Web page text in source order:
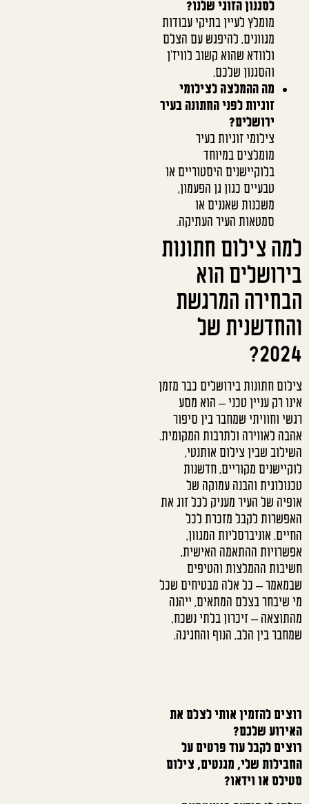
לסגנון הזוגי שלנו?
מומלץ לעיין בתיקי עבודות
מגוונים, להיפגש עם הצלם
ולוודא שהוא קשוב לוויז'ן
והסגנון שלכם.
מה ההמלצה לצילומי
זוגיות לפני החתונה בעיר
ירושלים?
צילומי זוגיות בעיר
מומלצים במיוחד
בלוקיישנים היסטוריים או
טבעיים כגון גן הפעמון,
משכנות שאננים או
סמטאות העיר העתיקה.
למה צילום חתונות
בירושלים הוא
הבחירה המרגשת
והחדשנית של
2024?
צילום חתונות בירושלים כבר מזמן
אינו רק עניין טכני – הוא מסע
רגשי וחוויתי שמחבר בין סיפור
אהבה לאווירה ולתרבות המקומית.
השילוב שבין צילום אותנטי,
לוקיישנים מקוריים, חדשנות
טכנולוגית והבנה עמוקה של
אופיה של העיר מעניק לכל זוג את
האפשרות לקבל מזכרת לכל
החיים. אוניברסליות המגוון,
אפשרויות ההתאמה האישית,
חשיבות ההמלצות והטיפים
שבמאמר – כל אלה מבטיחים שכל
מי שיבחר בצלם המתאים, ייהנה
מהתוצאה – זיכרון בלתי נשכח,
שמחבר בין הלב, הנוף והחגיגה.
רוצים להזמין אותי לצלם את
האירוע שלכם?
רוצים לקבל עוד פרטים על
החבילות שלי, מגנטים, צילום
סטילס או וידאו?